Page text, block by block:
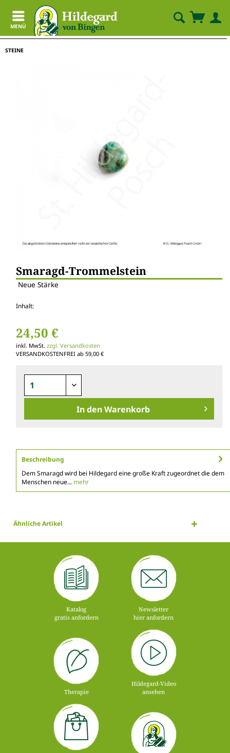
MENÜ
STEINE
Smaragd-Trommelstein
Neue Stärke
Inhalt:
24,50 €
inkl. MwSt. zzgl. Versandkosten
VERSANDKOSTENFREI ab 59,00 €
In den Warenkorb
Beschreibung
Dem Smaragd wird bei Hildegard eine große Kraft zugeordnet die dem
Menschen neue... mehr
Ähnliche Artikel
Katalog
gratis anfordern
Newsletter
hier anfordern
Therapie
Hildegard-Video
ansehen